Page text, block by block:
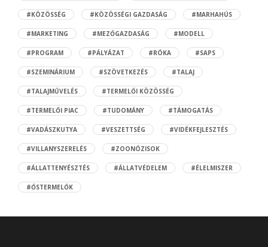
#KÖZÖSSÉG #KÖZÖSSÉGI GAZDASÁG #MARHAHÚS
#MARKETING #MEZŐGAZDASÁG #MODELL
#PROGRAM #PÁLYÁZAT #RÓKA #SAPS
#SZEMINÁRIUM #SZÖVETKEZÉS #TALAJ
#TALAJMŰVELÉS #TERMELŐI KÖZÖSSÉG
#TERMELŐI PIAC #TUDOMÁNY #TÁMOGATÁS
#VADÁSZKUTYA #VESZETTSÉG #VIDÉKFEJLESZTÉS
#VILLANYSZERELÉS #ZOONÓZISOK
#ÁLLATTENYÉSZTÉS #ÁLLATVÉDELEM #ÉLELMISZER
#ŐSTERMELŐK